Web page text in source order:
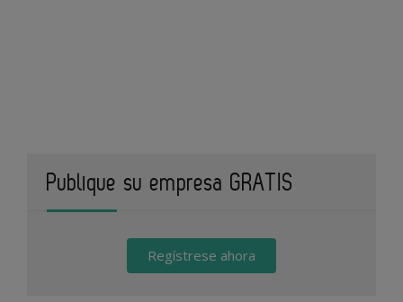
Publique su empresa GRATIS
Regístrese ahora